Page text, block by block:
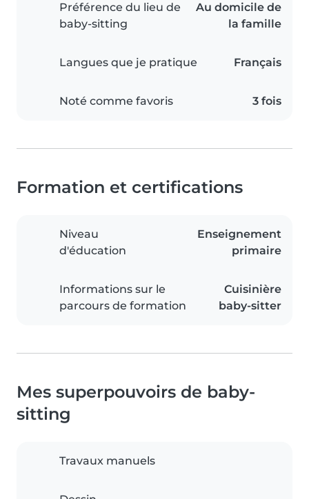
Préférence du lieu de
baby-sitting
Au domicile de
la famille
Langues que je pratique Français
Noté comme favoris 3 fois
Formation et certifications
Niveau
d'éducation
Enseignement
primaire
Informations sur le
parcours de formation
Cuisinière
baby-sitter
Mes superpouvoirs de baby-
sitting
Travaux manuels